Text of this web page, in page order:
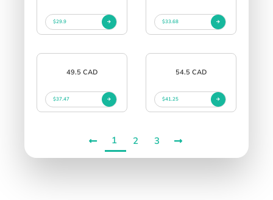
$29.9 $33.68
49.5 CAD
$37.47
54.5 CAD
$41.25
1 2 3